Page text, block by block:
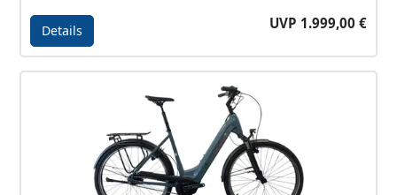
Details UVP 1.999,00 €